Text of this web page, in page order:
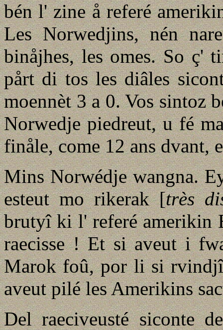
bén l' zine å referé
Les Norwedjins, nén
binåjhes, les omes. So ç'
pårt di tos les diâles
moennèt 3 a 0. Vos sintoz
Norwedje piedreut, u fé
finåle, come 12 ans dvant,
Mins Norwédje wangna.
esteut mo rikerak [très
brutyî ki l' referé amerikin
raecisse ! Et si aveut i
Marok foû, por li si
aveut pilé les Amerikins
Del raeciveusté siconte